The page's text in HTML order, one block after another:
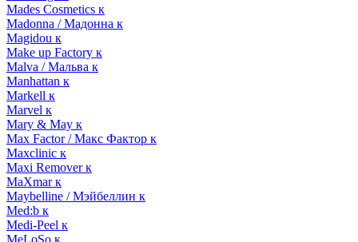
Mades Cosmetics к
Madonna / Мадонна к
Magidou к
Make up Factory к
Malva / Мальва к
Manhattan к
Markell к
Marvel к
Mary & May к
Max Factor / Макс Фактор к
Maxclinic к
Maxi Remover к
MaXmar к
Maybelline / Мэйбеллин к
Med:b к
Medi-Peel к